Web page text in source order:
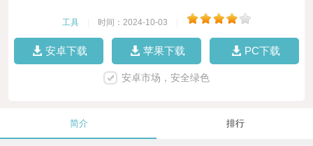
工具 时间：2024-10-03
安卓下载 苹果下载 PC下载
安卓市场，安全绿色
简介 排行